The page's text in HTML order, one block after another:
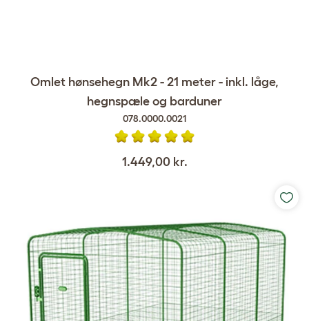
Omlet hønsehegn Mk2 - 21 meter - inkl. låge,
hegnspæle og barduner
078.0000.0021
1.449,00 kr.